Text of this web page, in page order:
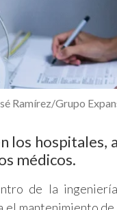
Ramírez/Grupo
los
médicos.
de la